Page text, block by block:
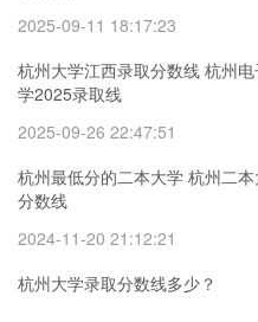
2025-09-11 18:17:23
杭州大学江西录取分数线 杭州
学2025录取线
2025-09-26 22:47:51
杭州最低分的二本大学 杭州二本
分数线
2024-11-20 21:12:21
杭州大学录取分数线多少？